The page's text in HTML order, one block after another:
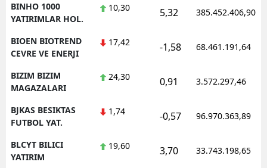
BINHO 1000
YATIRIMLAR HOL.
10,30 5,32 385.452.406,90
BIOEN BIOTREND
CEVRE VE ENERJI
17,42 -1,58 68.461.191,64
BIZIM BIZIM
MAGAZALARI
24,30 0,91 3.572.297,46
BJKAS BESIKTAS
FUTBOL YAT.
1,74 -0,57 96.970.363,89
BLCYT BILICI
YATIRIM
19,60 3,70 33.743.198,65